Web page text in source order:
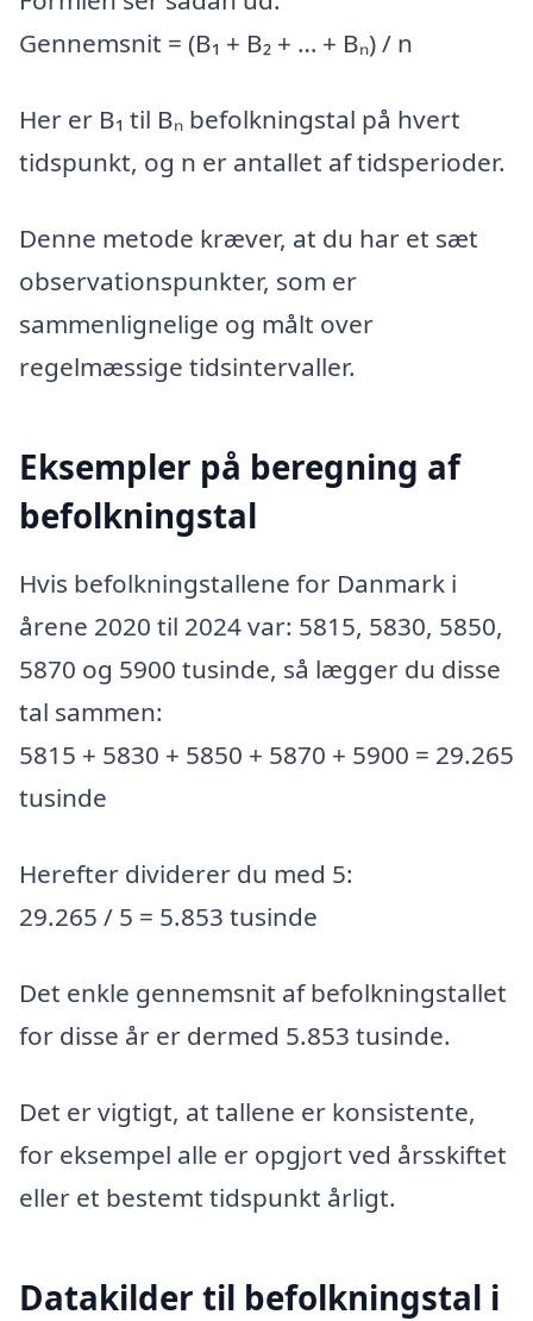
Gennemsnit = (B₁ + B₂ + … + Bₙ) / n
Her er B₁ til Bₙ befolkningstal på hvert
tidspunkt, og n er antallet af tidsperioder.
Denne metode kræver, at du har et sæt
observationspunkter, som er
sammenlignelige og målt over
regelmæssige tidsintervaller.
Eksempler på beregning af
befolkningstal
Hvis befolkningstallene for Danmark i
årene 2020 til 2024 var: 5815, 5830, 5850,
5870 og 5900 tusinde, så lægger du disse
tal sammen:
5815 + 5830 + 5850 + 5870 + 5900 = 29.265
tusinde
Herefter dividerer du med 5:
29.265 / 5 = 5.853 tusinde
Det enkle gennemsnit af befolkningstallet
for disse år er dermed 5.853 tusinde.
Det er vigtigt, at tallene er konsistente,
for eksempel alle er opgjort ved årsskiftet
eller et bestemt tidspunkt årligt.
Datakilder til befolkningstal i